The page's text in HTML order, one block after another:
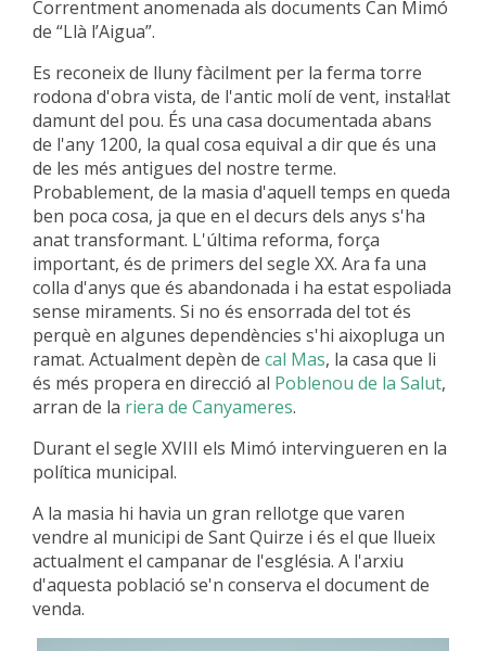
Correntment anomenada als documents Can Mimó
de “Llà l’Aigua”.
Es reconeix de lluny fàcilment per la ferma torre
rodona d'obra vista, de l'antic molí de vent, instal·lat
damunt del pou. És una casa documentada abans
de l'any 1200, la qual cosa equival a dir que és una
de les més antigues del nostre terme.
Probablement, de la masia d'aquell temps en queda
ben poca cosa, ja que en el decurs dels anys s'ha
anat transformant. L'última reforma, força
important, és de primers del segle XX. Ara fa una
colla d'anys que és abandonada i ha estat espoliada
sense miraments. Si no és ensorrada del tot és
perquè en algunes dependències s'hi aixopluga un
ramat. Actualment depèn de cal Mas, la casa que li
és més propera en direcció al Poblenou de la Salut,
arran de la riera de Canyameres.
Durant el segle XVIII els Mimó intervingueren en la
política municipal.
A la masia hi havia un gran rellotge que varen
vendre al municipi de Sant Quirze i és el que llueix
actualment el campanar de l'església. A l'arxiu
d'aquesta població se'n conserva el document de
venda.